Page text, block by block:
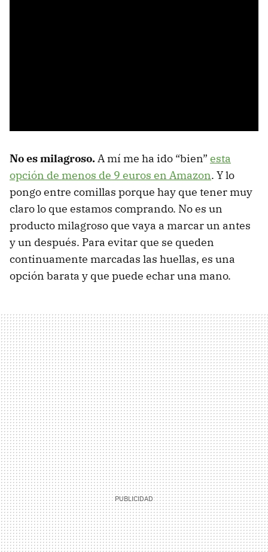
No es milagroso.A mí me ha ido “bien” esta
opción de menos de 9 euros en Amazon. Y lo
pongo entre comillas porque hay que tener muy
claro lo que estamos comprando. No es un
producto milagroso que vaya a marcar un antes
y un después. Para evitar que se queden
continuamente marcadas las huellas, es una
opción barata y que puede echar una mano.